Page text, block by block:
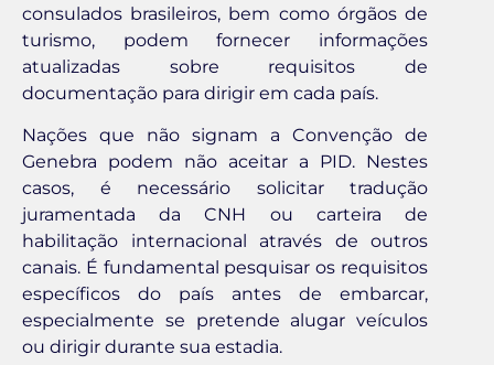
consulados brasileiros, bem como órgãos de
turismo, podem fornecer informações
atualizadas sobre requisitos de
documentação para dirigir em cada país.
Nações que não signam a Convenção de
Genebra podem não aceitar a PID. Nestes
casos, é necessário solicitar tradução
juramentada da CNH ou carteira de
habilitação internacional através de outros
canais. É fundamental pesquisar os requisitos
específicos do país antes de embarcar,
especialmente se pretende alugar veículos
ou dirigir durante sua estadia.